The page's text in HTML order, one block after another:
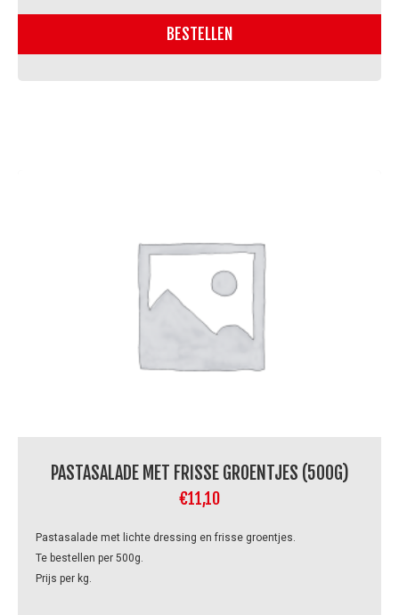
BESTELLEN
PASTASALADE MET FRISSE GROENTJES (500G)
€11,10
Pastasalade met lichte dressing en frisse groentjes.
Te bestellen per 500g.
Prijs per kg.